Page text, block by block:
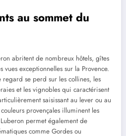
au sommet du
abritent de nombreux hôtels, gîtes
vues exceptionnelles sur la Provence.
regard se perd sur les collines, les
et les vignobles qui caractérisent
saisissant au lever ou au
provençales illuminent les
permet également de
comme Gordes ou